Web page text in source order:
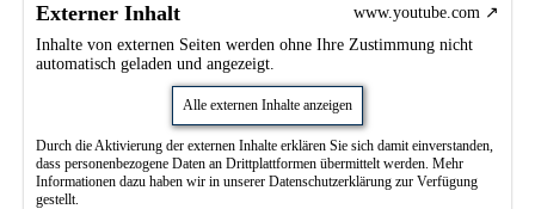
Externer Inhalt
www.youtube.com
Inhalte von externen Seiten werden ohne Ihre Zustimmung nicht
automatisch geladen und angezeigt.
Alle externen Inhalte anzeigen
Durch die Aktivierung der externen Inhalte erklären Sie sich damit einverstanden,
dass personenbezogene Daten an Drittplattformen übermittelt werden. Mehr
Informationen dazu haben wir in unserer Datenschutzerklärung zur Verfügung
gestellt.